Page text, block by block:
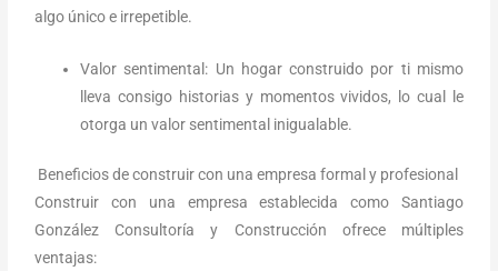
algo único e irrepetible.
Valor sentimental: Un hogar construido por ti mismo
lleva consigo historias y momentos vividos, lo cual le
otorga un valor sentimental inigualable.
Beneficios de construir con una empresa formal y profesional
Construir con una empresa establecida como Santiago
González Consultoría y Construcción ofrece múltiples
ventajas: